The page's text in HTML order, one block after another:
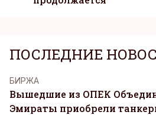
ПОСЛЕДНИЕ
БИРЖА
Вышедшие из ОПЕК
Эмираты приобрели